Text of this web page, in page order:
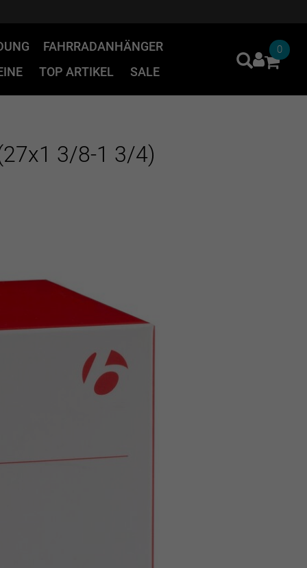
FAHRRADANHÄNGER
TOP ARTIKEL SALE
0
3/8-1 3/4)